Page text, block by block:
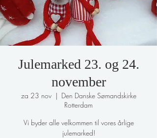
Julemarked 23. og 24.
november
za 23 nov
  |
Den Danske Sømandskirke
Rotterdam
Vi byder alle velkommen til vores årlige
julemarked!